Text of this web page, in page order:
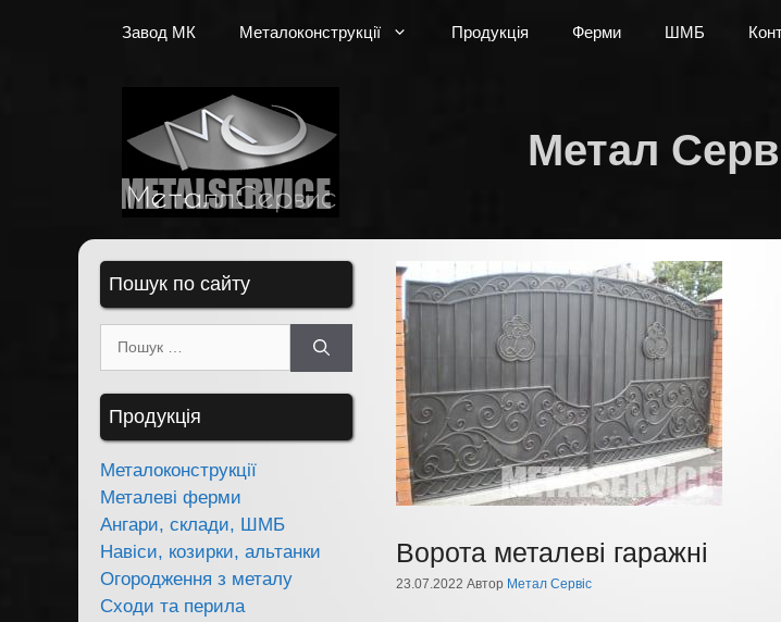
Завод МК Металоконструкції Продукція Ферми ШМБ
Метал
Ворота металеві гаражні
23.07.2022 Автор Метал Сервіс
Пошук по сайту
Пошук:
Продукція
Металоконструкції
Металеві ферми
Ангари, склади, ШМБ
Навіси, козирки, альтанки
Огородження з металу
Сходи та перила